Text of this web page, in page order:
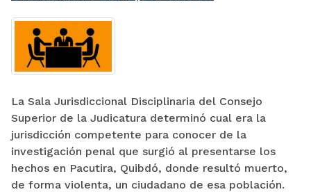
La Sala Jurisdiccional Disciplinaria del Consejo
Superior de la Judicatura determinó cual era la
jurisdicción competente para conocer de la
investigación penal que surgió al presentarse los
hechos en Pacutira, Quibdó, donde resultó muerto,
de forma violenta, un ciudadano de esa población.